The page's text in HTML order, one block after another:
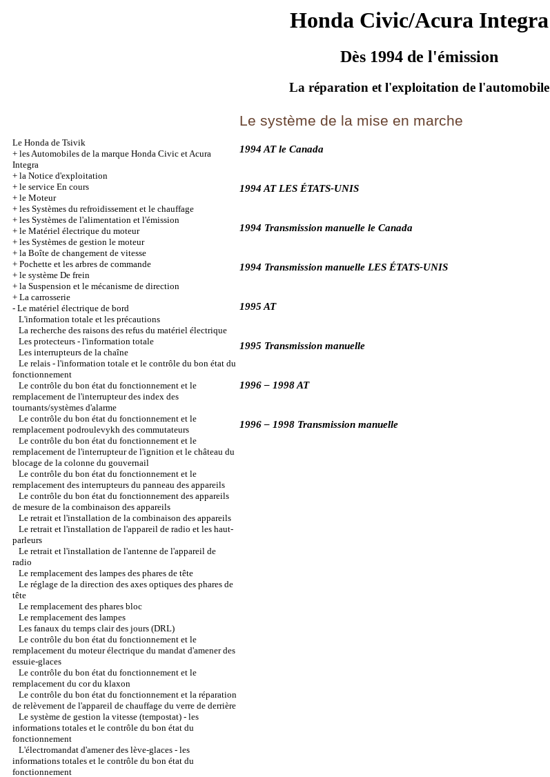
Honda Civic/Acura Integra
Dès 1994 de l'émission
La réparation et l'exploitation de l'automobile
Le Honda de Tsivik
+ les Automobiles de la marque Honda Civic et Acura
Integra
+ la Notice d'exploitation
+ le service En cours
+ le Moteur
+ les Systèmes du refroidissement et le chauffage
+ les Systèmes de l'alimentation et l'émission
+ le Matériel électrique du moteur
+ les Systèmes de gestion le moteur
+ la Boîte de changement de vitesse
+ Pochette et les arbres de commande
+ le système De frein
+ la Suspension et le mécanisme de direction
+ La carrosserie
- Le matériel électrique de bord
L'information totale et les précautions
La recherche des raisons des refus du matériel électrique
Les protecteurs - l'information totale
Les interrupteurs de la chaîne
Le relais - l'information totale et le contrôle du bon état du
fonctionnement
Le contrôle du bon état du fonctionnement et le
remplacement de l'interrupteur des index des
tournants/systèmes d'alarme
Le contrôle du bon état du fonctionnement et le
remplacement podroulevykh des commutateurs
Le contrôle du bon état du fonctionnement et le
remplacement de l'interrupteur de l'ignition et le château du
blocage de la colonne du gouvernail
Le contrôle du bon état du fonctionnement et le
remplacement des interrupteurs du panneau des appareils
Le contrôle du bon état du fonctionnement des appareils
de mesure de la combinaison des appareils
Le retrait et l'installation de la combinaison des appareils
Le retrait et l'installation de l'appareil de radio et les haut-
parleurs
Le retrait et l'installation de l'antenne de l'appareil de
radio
Le remplacement des lampes des phares de tête
Le réglage de la direction des axes optiques des phares de
tête
Le remplacement des phares bloc
Le remplacement des lampes
Les fanaux du temps clair des jours (DRL)
Le contrôle du bon état du fonctionnement et le
remplacement du moteur électrique du mandat d'amener des
essuie-glaces
Le contrôle du bon état du fonctionnement et le
remplacement du cor du klaxon
Le contrôle du bon état du fonctionnement et la réparation
de relèvement de l'appareil de chauffage du verre de derrière
Le système de gestion la vitesse (tempostat) - les
informations totales et le contrôle du bon état du
fonctionnement
L'électromandat d'amener des lève-glaces - les
informations totales et le contrôle du bon état du
fonctionnement
Le système de la mise en marche
1994 AT le Canada
1994 AT LES ÉTATS-UNIS
1994 Transmission manuelle le Canada
1994 Transmission manuelle LES ÉTATS-UNIS
1995 AT
1995 Transmission manuelle
1996 – 1998 AT
1996 – 1998 Transmission manuelle